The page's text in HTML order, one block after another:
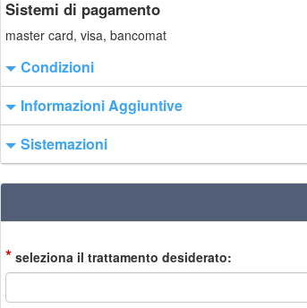
Sistemi di pagamento
master card, visa, bancomat
Condizioni
Informazioni Aggiuntive
Sistemazioni
* seleziona il trattamento desiderato: